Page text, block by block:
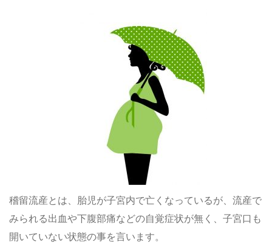
稽留流産とは、胎児が子宮内で亡くなっているが、流産で
みられる出血や下腹部痛などの自覚症状が無く、子宮口も
開いていない状態の事を言います。